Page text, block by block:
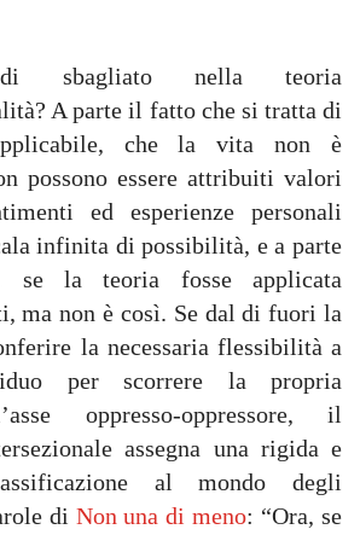
sbagliato nella teoria
A parte il fatto che si tratta di
che la vita non è
possono essere attribuiti valori
ed esperienze personali
infinita di possibilità, e a parte
se la teoria fosse applicata
ma non è così. Se dal di fuori la
la necessaria flessibilità a
per scorrere la propria
oppresso-oppressore, il
assegna una rigida e
al mondo degli
di Non una di meno: “Ora, se